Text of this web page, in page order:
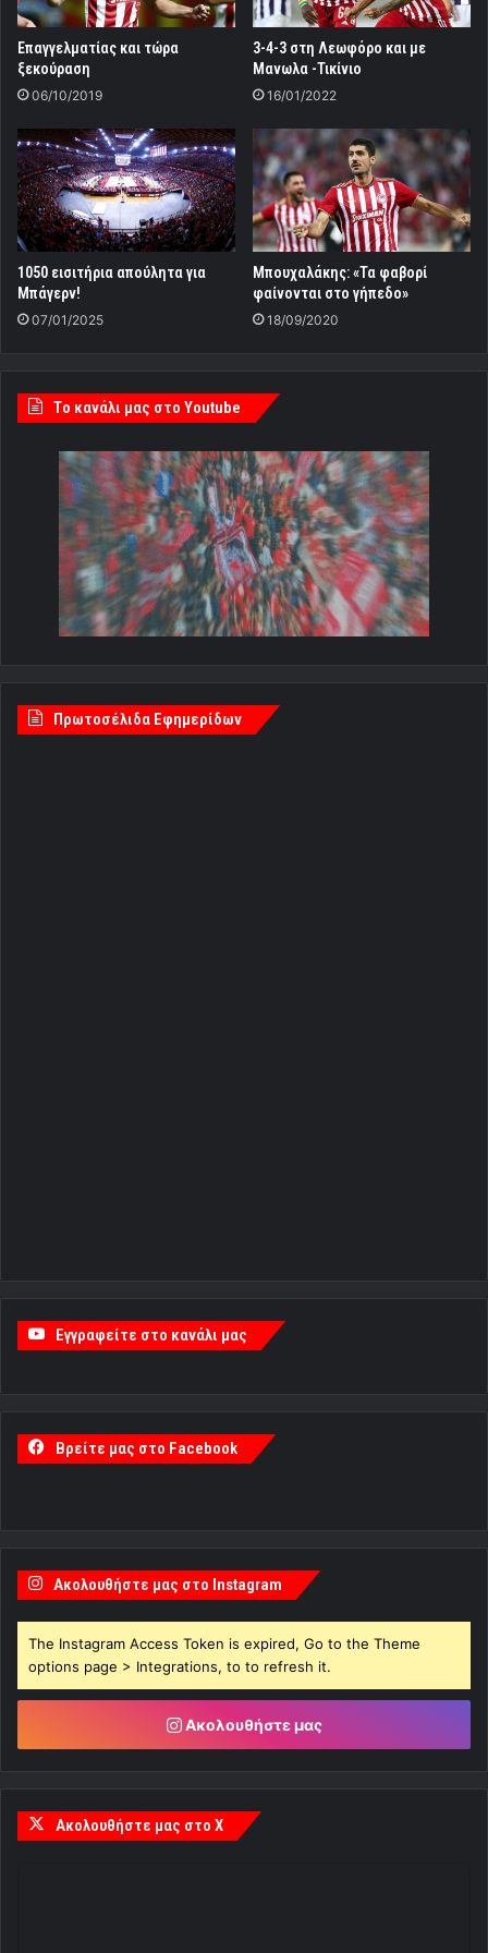
Επαγγελματίας και τώρα
ξεκούραση
06/10/2019
3-4-3 στη Λεωφόρο και με
Μανωλα -Τικίνιο
16/01/2022
1050 εισιτήρια απούλητα για
Μπάγερν!
07/01/2025
Μπουχαλάκης: «Τα φαβορί
φαίνονται στο γήπεδο»
18/09/2020
Tο κανάλι μας στο Youtube
Πρωτοσέλιδα Εφημερίδων
Εγγραφείτε στο κανάλι μας
Βρείτε μας στο Facebook
Ακολουθήστε μας στο Instagram
The Instagram Access Token is expired, Go to the Theme
options page > Integrations, to to refresh it.
Ακολουθήστε μας
Ακολουθήστε μας στο X